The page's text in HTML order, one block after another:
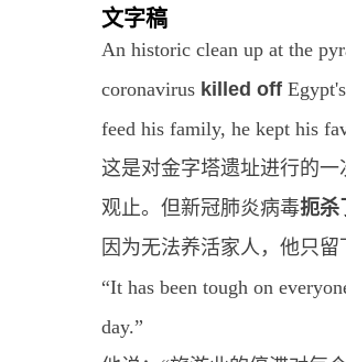
文字稿
An historic clean up at the
coronavirus killed off
feed his family, he kept his
这是对金字塔遗址进行的
观止。但新冠肺炎病毒扼杀
因为无法养活家人，他只
“It has been tough on
day.”